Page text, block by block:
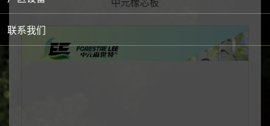
品牌授权
森世特甄选精板（进口）系列授权
工厂授权
联系我们
中元橡芯板